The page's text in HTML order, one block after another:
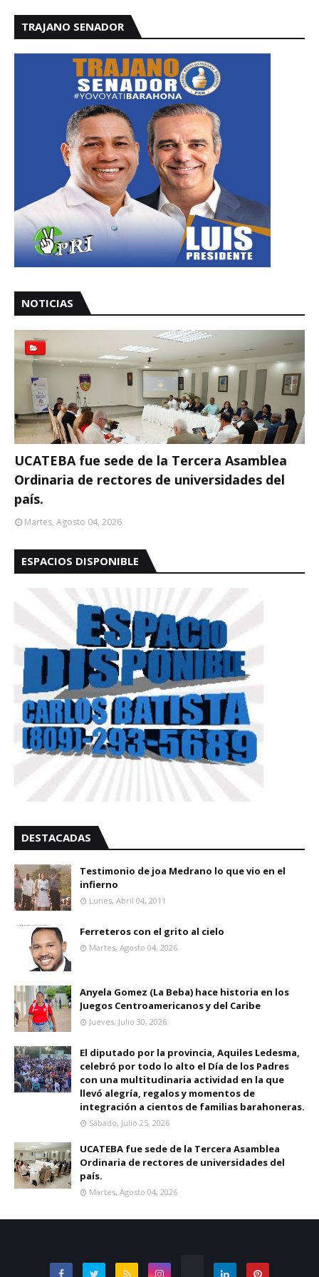
TRAJANO SENADOR
NOTICIAS
UCATEBA fue sede de la Tercera Asamblea
Ordinaria de rectores de universidades del
país.
Martes, Agosto 04, 2026
ESPACIOS DISPONIBLE
DESTACADAS
Testimonio de joa Medrano lo que vio en el
infierno
Lunes, Abril 04, 2011
Ferreteros con el grito al cielo
Martes, Agosto 04, 2026
Anyela Gomez (La Beba) hace historia en los
Juegos Centroamericanos y del Caribe
Jueves, Julio 30, 2026
El diputado por la provincia, Aquiles Ledesma,
celebró por todo lo alto el Día de los Padres
con una multitudinaria actividad en la que
llevó alegría, regalos y momentos de
integración a cientos de familias barahoneras.
Sábado, Julio 25, 2026
UCATEBA fue sede de la Tercera Asamblea
Ordinaria de rectores de universidades del
país.
Martes, Agosto 04, 2026